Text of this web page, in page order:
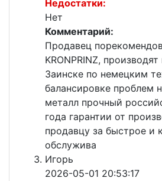
Недостатки:
Нет
Комментарий:
Продавец
KRONPRINZ,
Заинске по немецким
балансировке проблем
металл прочный
года гарантии от
продавцу за быстрое и
обслужива
Игорь
2026-05-01 20:53:17